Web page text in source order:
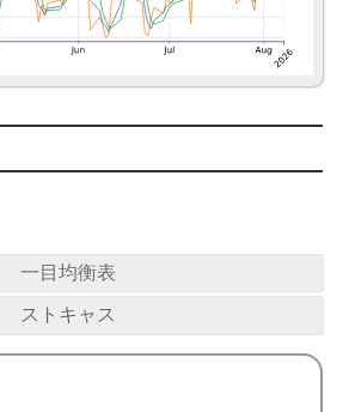
一目均衡表
ストキャス